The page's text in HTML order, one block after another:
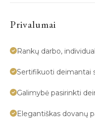
Privalumai
Rankų darbo,
Sertifikuoti deimantai
Galimybė pasirinkti
Elegantiškas dovanų